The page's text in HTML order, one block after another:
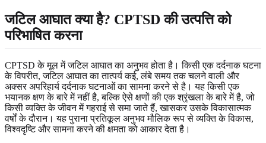
जटिल आघात क्या है? CPTSD की उत्पत्ति को
परिभाषित करना
CPTSD के मूल में जटिल आघात का अनुभव होता है। किसी एक दर्दनाक घटना
के विपरीत, जटिल आघात का तात्पर्य कई, लंबे समय तक चलने वाली और
अक्सर अपरिहार्य दर्दनाक घटनाओं का सामना करने से है। यह किसी एक
भयानक क्षण के बारे में नहीं है, बल्कि ऐसे क्षणों की एक श्रृंखला के बारे में है, जो
किसी व्यक्ति के जीवन में गहराई से समा जाते हैं, खासकर उसके विकासात्मक
वर्षों के दौरान। यह पुराना प्रतिकूल अनुभव मौलिक रूप से व्यक्ति के विकास,
विश्वदृष्टि और सामना करने की क्षमता को आकार देता है।